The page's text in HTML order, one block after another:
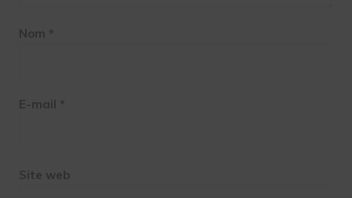
Nom *
E-mail *
Site web